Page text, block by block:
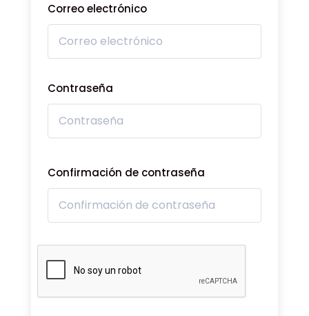
Correo electrónico
Contraseña
Confirmación de contraseña